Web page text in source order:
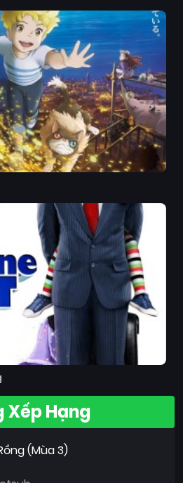
Xếp Hạng
(Mùa 3)